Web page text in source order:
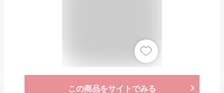
この商品をサイトでみる